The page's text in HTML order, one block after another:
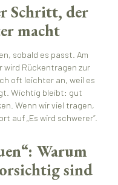
Schritt, der
macht
sobald es passt. Am
wird Rückentragen zur
oft leichter an, weil es
Wichtig bleibt: gut
Wenn wir viel tragen,
auf „Es wird schwerer“.
Warum
sind